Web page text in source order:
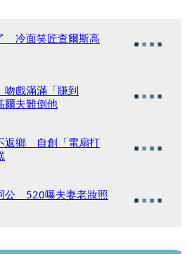
冷面笑匠查爾斯高
吻戲滿滿「賺到
夫難倒他
返鄉 自創「電扇打
公 520曝夫妻老妝照